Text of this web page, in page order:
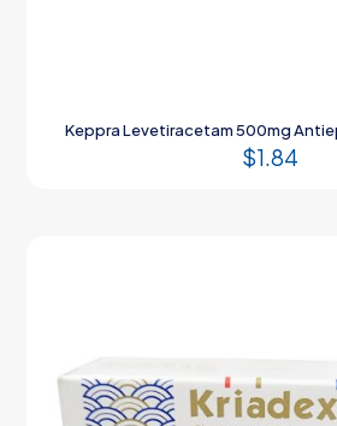
Keppra Levetiracetam 500mg
$1.84